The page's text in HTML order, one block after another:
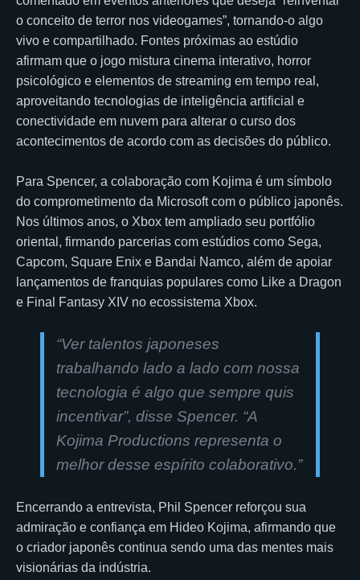
o conceito de terror nos videogames”, tornando-o algo
vivo e compartilhado. Fontes próximas ao estúdio
afirmam que o jogo mistura cinema interativo, horror
psicológico e elementos de streaming em tempo real,
aproveitando tecnologias de inteligência artificial e
conectividade em nuvem para alterar o curso dos
acontecimentos de acordo com as decisões do público.
Para Spencer, a colaboração com Kojima é um símbolo
do comprometimento da Microsoft com o público japonês.
Nos últimos anos, o Xbox tem ampliado seu portfólio
oriental, firmando parcerias com estúdios como Sega,
Capcom, Square Enix e Bandai Namco, além de apoiar
lançamentos de franquias populares como Like a Dragon
e Final Fantasy XIV no ecossistema Xbox.
“Ver talentos japoneses
trabalhando lado a lado com nossa
tecnologia é algo que sempre quis
incentivar”, disse Spencer. “A
Kojima Productions representa o
melhor desse espírito colaborativo.”
Encerrando a entrevista, Phil Spencer reforçou sua
admiração e confiança em Hideo Kojima, afirmando que
o criador japonês continua sendo uma das mentes mais
visionárias da indústria.